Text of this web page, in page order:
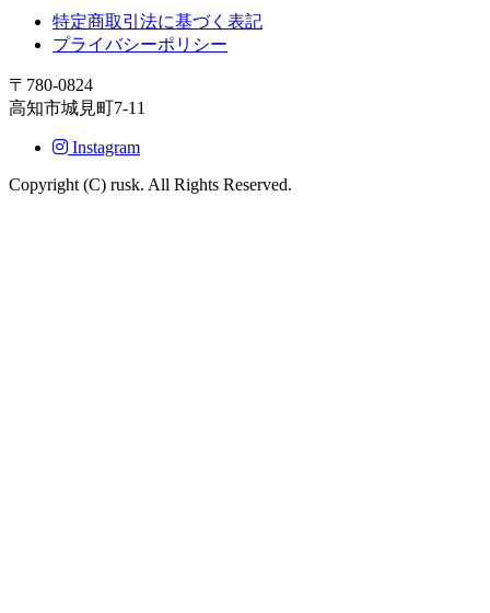
特定商取引法に基づく表記
プライバシーポリシー
〒780-0824
高知市城見町7-11
Instagram
Copyright (C) rusk. All Rights Reserved.